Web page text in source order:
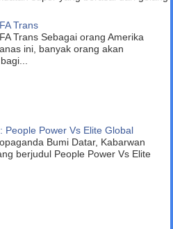
Trans
Trans Sebagai orang Amerika
ini, banyak orang akan
People Power Vs Elite Global
Bumi Datar, Kabarwan
berjudul People Power Vs Elite